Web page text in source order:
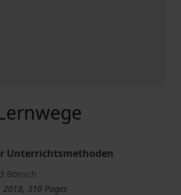
Unterrichtsmethoden
Bönsch
310 Pages